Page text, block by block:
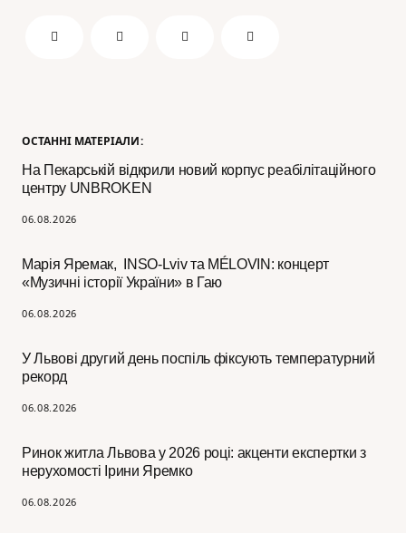
ОСТАННІ МАТЕРІАЛИ:
На Пекарській відкрили новий корпус реабілітаційного
центру UNBROKEN
06.08.2026
Марія Яремак, INSO-Lviv та MÉLOVIN: концерт
«Музичні історії України» в Гаю
06.08.2026
У Львові другий день поспіль фіксують температурний
рекорд
06.08.2026
Ринок житла Львова у 2026 році: акценти експертки з
нерухомості Ірини Яремко
06.08.2026